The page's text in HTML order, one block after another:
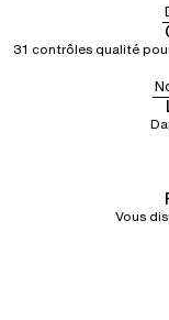
31 contrôles qualité
Vous